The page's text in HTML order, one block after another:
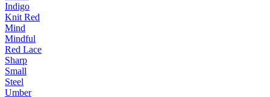
Indigo
Knit Red
Mind
Mindful
Red Lace
Sharp
Small
Steel
Umber